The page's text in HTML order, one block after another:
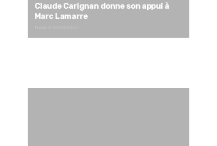
Claude Carignan donne son appui à
Marc Lamarre